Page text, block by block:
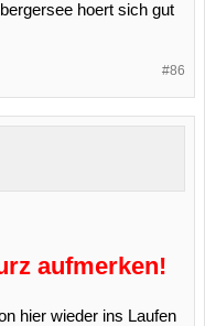
hoert sich gut
#86
aufmerken!
hier wieder ins Laufen